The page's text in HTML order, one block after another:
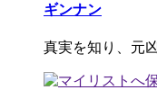
ギンナン
真実を知り、元